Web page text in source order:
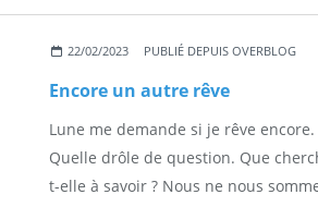
22/02/2023 PUBLIÉ DEPUIS OVERBLOG
Encore un autre rêve
Lune me demande si je rêve encore.
Quelle drôle de question. Que
t-elle à savoir ? Nous ne nous